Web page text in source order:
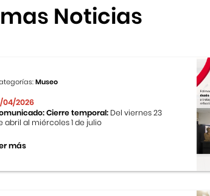
Noticias
Museo
04/2026
Cierre temporal: Del viernes 23
abril al miércoles 1 de julio
más